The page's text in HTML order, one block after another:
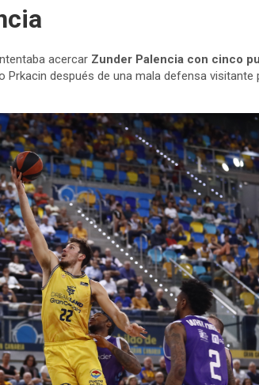
acercar Zunder Palencia con cinco
Prkacin después de una mala defensa